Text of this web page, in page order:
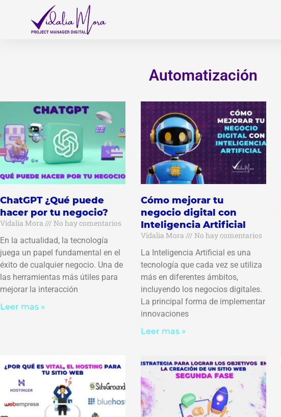
contenido
Automatización
ChatGPT ¿Qué puede
hacer por tu negocio?
Vidalia Mora
No hay comentarios
En la actualidad, la tecnología
juega un papel fundamental en el
éxito de cualquier negocio. Una de
las herramientas más útiles para
mejorar la interacción
Leer mas »
Cómo mejorar tu
negocio digital con
Inteligencia Artificial
Vidalia Mora
No hay comentarios
La Inteligencia Artificial es una
tecnología que cada vez se utiliza
más en diferentes ámbitos,
incluyendo los negocios digitales.
La principal forma de implementar
innovaciones
Leer mas »
PáginaPágina